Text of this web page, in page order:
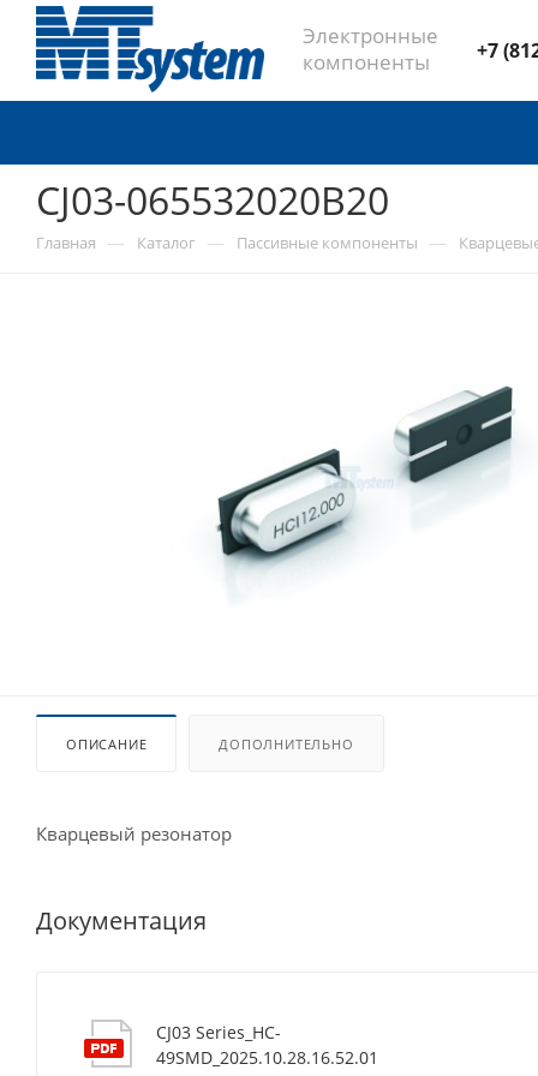
Электронные
компоненты
+7
CJ03-065532020B20
Главная — Каталог — Пассивные компоненты —
ОПИСАНИЕ ДОПОЛНИТЕЛЬНО
Кварцевый резонатор
Документация
CJ03 Series_HC-
49SMD_2025.10.28.16.52.01